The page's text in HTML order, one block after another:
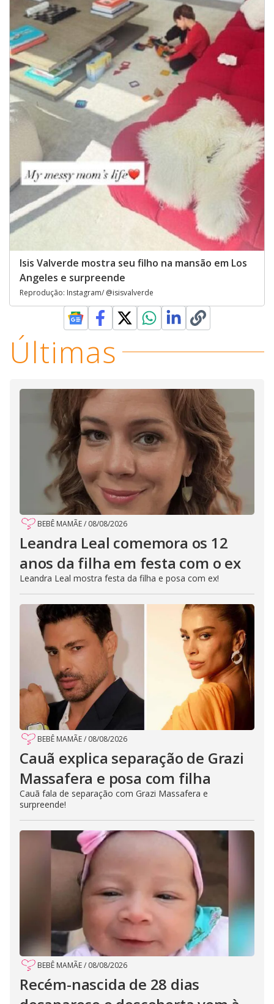
Isis Valverde mostra seu filho na mansão em Los
Angeles e surpreende
Reprodução: Instagram/ @isisvalverde
Últimas
BEBÊ MAMÃE/ 08/08/2026
Leandra Leal comemora os 12
anos da filha em festa com o ex
Leandra Leal mostra festa da filha e posa com ex!
BEBÊ MAMÃE/ 08/08/2026
Cauã explica separação de Grazi
Massafera e posa com filha
Cauã fala de separação com Grazi Massafera e
surpreende!
BEBÊ MAMÃE/ 08/08/2026
Recém-nascida de 28 dias